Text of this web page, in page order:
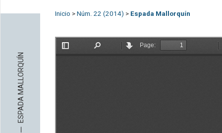
─
ESPADA MALLORQUÍN
Inicio > Núm. 22 (2014) > Espada Mallorquín